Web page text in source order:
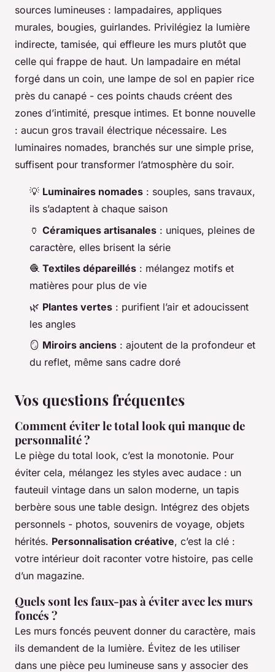
sources lumineuses : lampadaires, appliques
murales, bougies, guirlandes. Privilégiez la lumière
indirecte, tamisée, qui effleure les murs plutôt que
celle qui frappe de haut. Un lampadaire en métal
forgé dans un coin, une lampe de sol en papier rice
près du canapé - ces points chauds créent des
zones d’intimité, presque intimes. Et bonne nouvelle
: aucun gros travail électrique nécessaire. Les
luminaires nomades, branchés sur une simple prise,
suffisent pour transformer l’atmosphère du soir.
💡 Luminaires nomades : souples, sans travaux,
ils s’adaptent à chaque saison
🏺 Céramiques artisanales : uniques, pleines de
caractère, elles brisent la série
🧶 Textiles dépareillés : mélangez motifs et
matières pour plus de vie
🌿 Plantes vertes : purifient l’air et adoucissent
les angles
🪞 Miroirs anciens : ajoutent de la profondeur et
du reflet, même sans cadre doré
Vos questions fréquentes
Comment éviter le total look qui manque de
personnalité ?
Le piège du total look, c’est la monotonie. Pour
éviter cela, mélangez les styles avec audace : un
fauteuil vintage dans un salon moderne, un tapis
berbère sous une table design. Intégrez des objets
personnels - photos, souvenirs de voyage, objets
hérités. Personnalisation créative, c’est la clé :
votre intérieur doit raconter votre histoire, pas celle
d’un magazine.
Quels sont les faux-pas à éviter avec les murs
foncés ?
Les murs foncés peuvent donner du caractère, mais
ils demandent de la lumière. Évitez de les utiliser
dans une pièce peu lumineuse sans y associer des